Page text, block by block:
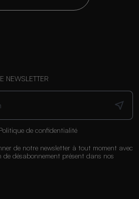
NEWSLETTER
de confidentialité
de notre newsletter à tout moment avec
désabonnement présent dans nos